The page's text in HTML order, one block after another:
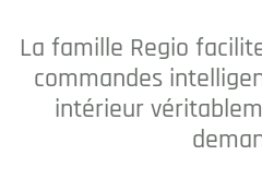
La famille Regio
commandes
intérieur